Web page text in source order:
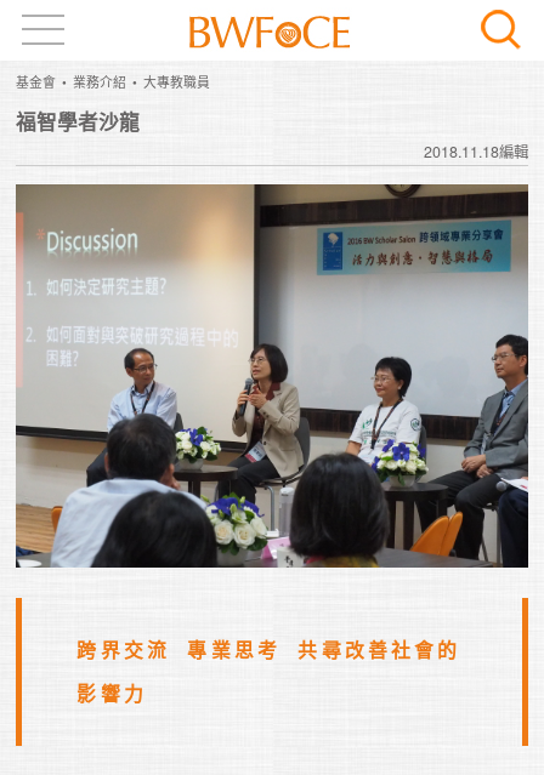
基金會 業務介紹 大專教職員
福智學者沙龍
2018.11.18編輯
跨界交流  專業思考  共尋改善社會的
影響力